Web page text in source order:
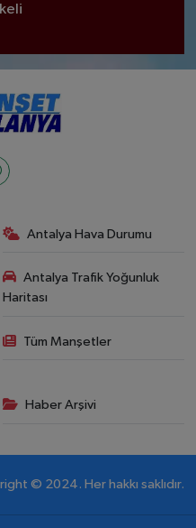
Antalya Hava Durumu
Antalya Trafik Yoğunluk
Haritası
Tüm Manşetler
Haber Arşivi
© 2024. Her hakkı saklıdır.